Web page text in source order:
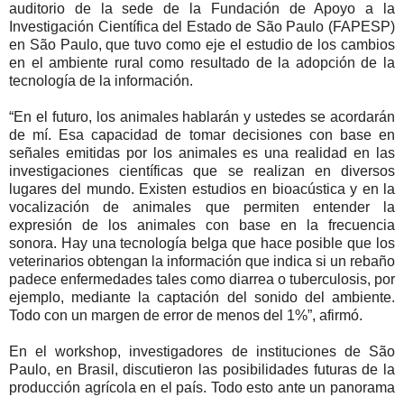
auditorio de la sede de la Fundación de Apoyo a la
Investigación Científica del Estado de São Paulo (FAPESP)
en São Paulo, que tuvo como eje el estudio de los cambios
en el ambiente rural como resultado de la adopción de la
tecnología de la información.
“En el futuro, los animales hablarán y ustedes se acordarán
de mí. Esa capacidad de tomar decisiones con base en
señales emitidas por los animales es una realidad en las
investigaciones científicas que se realizan en diversos
lugares del mundo. Existen estudios en bioacústica y en la
vocalización de animales que permiten entender la
expresión de los animales con base en la frecuencia
sonora. Hay una tecnología belga que hace posible que los
veterinarios obtengan la información que indica si un rebaño
padece enfermedades tales como diarrea o tuberculosis, por
ejemplo, mediante la captación del sonido del ambiente.
Todo con un margen de error de menos del 1%”, afirmó.
En el workshop, investigadores de instituciones de São
Paulo, en Brasil, discutieron las posibilidades futuras de la
producción agrícola en el país. Todo esto ante un panorama